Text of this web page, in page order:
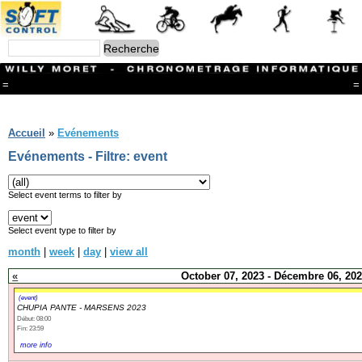
= =
Branches
CONTACT
Ski ALPIN
Triathlon
Ski Nordique
Courses à pieds
Athlétisme
Slalom In-Line
Caisse à savon
Coupe "Journal La Gruyère"
Hippisme
Marche
Accueil » Evénements
Evénements - Filtre: event
Select event terms to filter by
Select event type to filter by
month | week | day | view all
«
October 07, 2023 - Décembre 06,
(event)
CHUPIA PANTE - MARSENS 2023
Début: 08:00
Fin: 23:59
more info